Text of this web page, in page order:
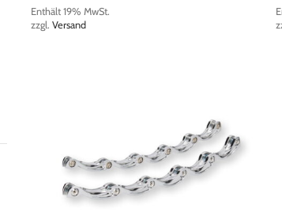
Graf Ultra
Red/Red
Graf Supra
Pink/Black
305,00
Enthält 19% MwSt.
Enthält 19% MwSt.
zzgl. Versand